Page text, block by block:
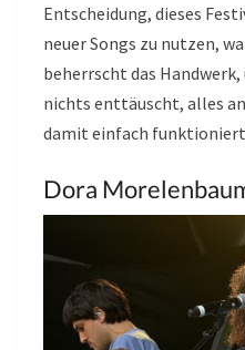
Entscheidung, dieses
neuer Songs zu nutzen,
beherrscht das
nichts enttäuscht, alles
damit einfach
Dora